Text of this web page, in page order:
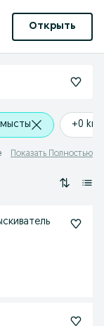
Открыть
+0 km
Показать Полностью